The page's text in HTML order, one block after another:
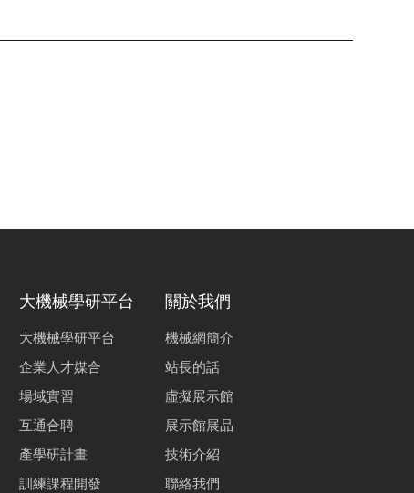
大機械學研平台
大機械學研平台
企業人才媒合
場域實習
互通合聘
產學研計畫
訓練課程開發
關於我們
機械網簡介
站長的話
虛擬展示館
展示館展品
技術介紹
聯絡我們